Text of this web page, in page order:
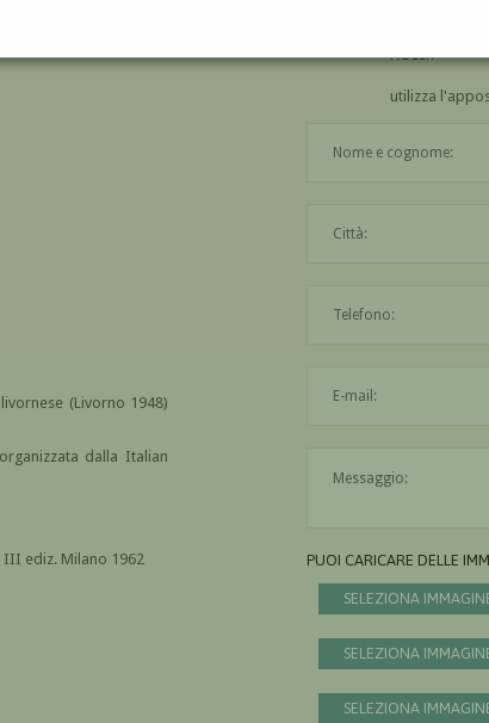
(Livorno 1948)
dalla Italian
ediz. Milano 1962
ROSSI?
utilizza
PUOI CARICARE DELLE
SELEZIONA
SELEZIONA
SELEZIONA